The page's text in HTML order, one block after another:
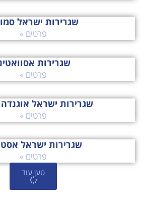
שגרירות ישראל
פרטים »
שגרירות
פרטים »
שגרירות ישראל אוגנדה
פרטים »
שגרירות ישראל
פרטים »
טען עוד